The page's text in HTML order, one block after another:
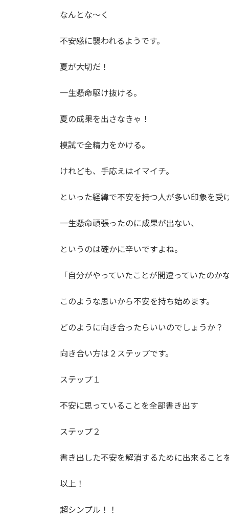
なんとな〜く
不安感に襲われるようです。
夏が大切だ！
一生懸命駆け抜ける。
夏の成果を出さなきゃ！
模試で全精力をかける。
けれども、手応えはイマイチ。
といった経緯で不安を持つ人が多い印象を受け
一生懸命頑張ったのに成果が出ない、
というのは確かに辛いですよね。
「自分がやっていたことが間違っていたのかな
このような思いから不安を持ち始めます。
どのように向き合ったらいいのでしょうか？
向き合い方は２ステップです。
ステップ１
不安に思っていることを全部書き出す
ステップ２
書き出した不安を解消するために出来ること
以上！
超シンプル！！